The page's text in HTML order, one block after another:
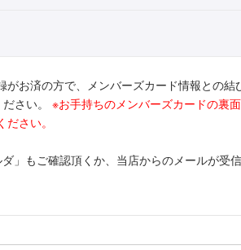
お済の方で、メンバーズカード情報との
さい。 ※お手持ちのメンバーズカードの裏
さい。
」もご確認頂くか、当店からのメールが受